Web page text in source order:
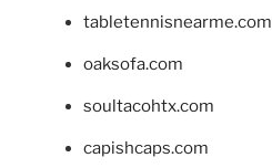
tabletennisnearme.com
oaksofa.com
soultacohtx.com
capishcaps.com